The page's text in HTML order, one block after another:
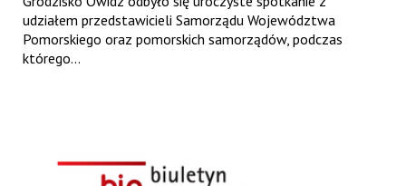
udziałem przedstawicieli Samorządu Województwa
Pomorskiego oraz pomorskich samorządów, podczas
którego...